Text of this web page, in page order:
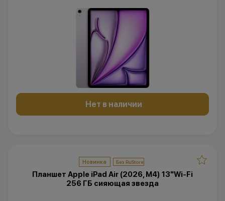
Нет в наличии
Новинка
Планшет Apple iPad Air (2026, M4) 13"Wi-Fi
256 ГБ сияющая звезда